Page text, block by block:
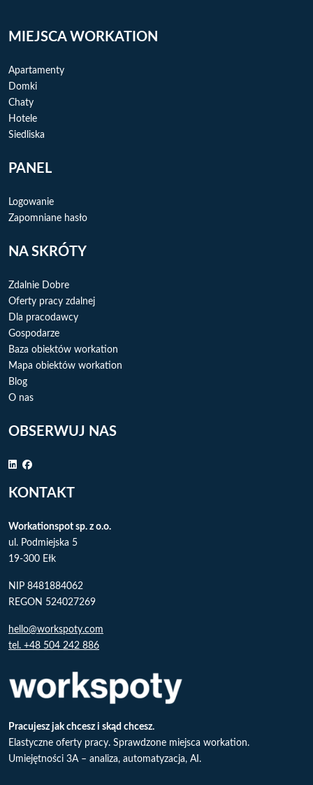
Pracujesz jak chcesz i skąd chcesz.
Elastyczne oferty pracy. Sprawdzone miejsca workation.
Umiejętności 3A – analiza, automatyzacja, AI.
MIEJSCA WORKATION
Apartamenty
Domki
Chaty
Hotele
Siedliska
PANEL
Logowanie
Zapomniane hasło
NA SKRÓTY
Zdalnie Dobre
Oferty pracy zdalnej
Dla pracodawcy
Gospodarze
Baza obiektów workation
Mapa obiektów workation
Blog
O nas
OBSERWUJ NAS
KONTAKT
Workationspot sp. z o.o.
ul. Podmiejska 5
19-300 Ełk
NIP 8481884062
REGON 524027269
hello@workspoty.com
tel. +48 504 242 886